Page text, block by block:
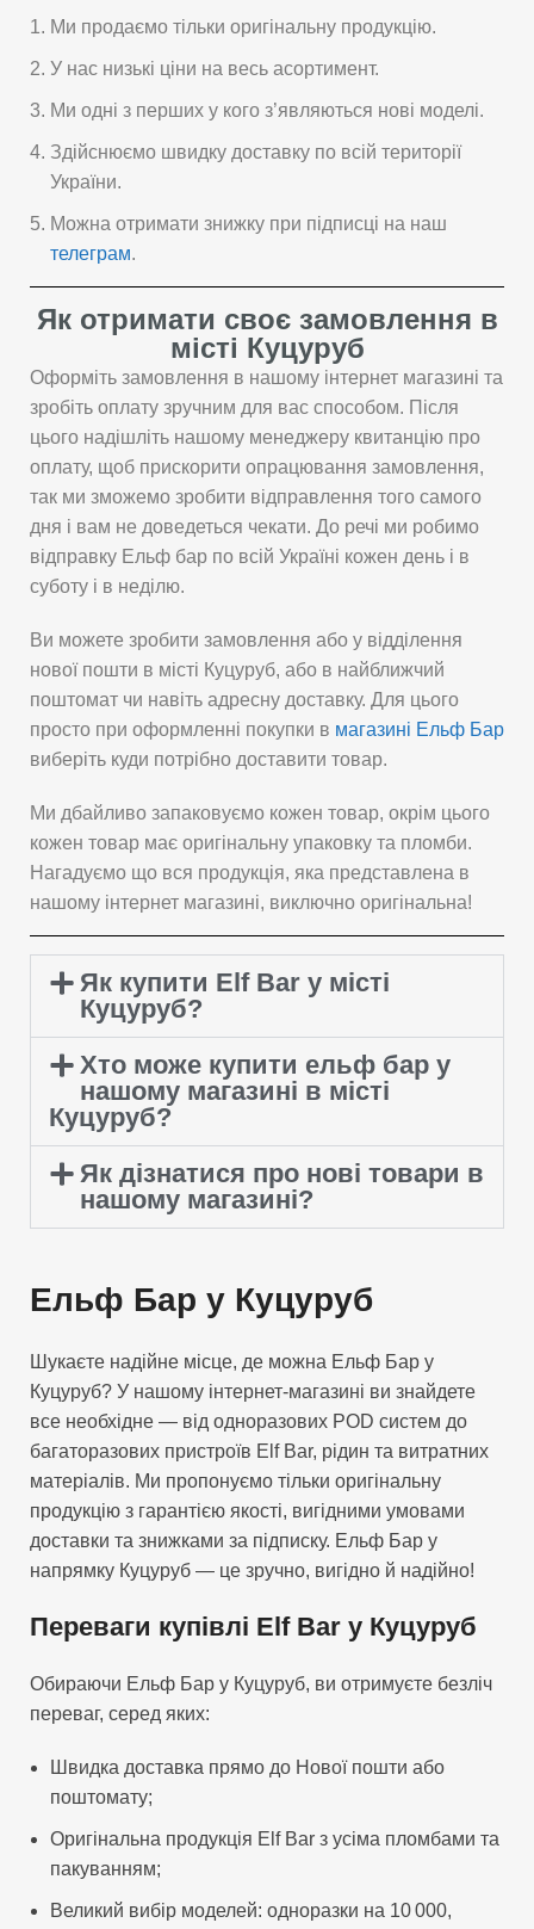
Ми продаємо тільки оригінальну продукцію.
У нас низькі ціни на весь асортимент.
Ми одні з перших у кого з’являються нові моделі.
Здійснюємо швидку доставку по всій території
України.
Можна отримати знижку при підписці на наш
телеграм.
Як отримати своє замовлення в
місті Куцуруб
Оформіть замовлення в нашому інтернет магазині та
зробіть оплату зручним для вас способом. Після
цього надішліть нашому менеджеру квитанцію про
оплату, щоб прискорити опрацювання замовлення,
так ми зможемо зробити відправлення того самого
дня і вам не доведеться чекати. До речі ми робимо
відправку Ельф бар по всій Україні кожен день і в
суботу і в неділю.
Ви можете зробити замовлення або у відділення
нової пошти в місті Куцуруб, або в найближчий
поштомат чи навіть адресну доставку. Для цього
просто при оформленні покупки в магазині Ельф Бар
виберіть куди потрібно доставити товар.
Ми дбайливо запаковуємо кожен товар, окрім цього
кожен товар має оригінальну упаковку та пломби.
Нагадуємо що вся продукція, яка представлена в
нашому інтернет магазині, виключно оригінальна!
Як купити Elf Bar у місті
Куцуруб?
Хто може купити ельф бар у
нашому магазині в місті
Куцуруб?
Як дізнатися про нові товари в
нашому магазині?
Ельф Бар у Куцуруб
Шукаєте надійне місце, де можна Ельф Бар у
Куцуруб? У нашому інтернет-магазині ви знайдете
все необхідне — від одноразових POD систем до
багаторазових пристроїв Elf Bar, рідин та витратних
матеріалів. Ми пропонуємо тільки оригінальну
продукцію з гарантією якості, вигідними умовами
доставки та знижками за підписку. Ельф Бар у
напрямку Куцуруб — це зручно, вигідно й надійно!
Переваги купівлі Elf Bar у Куцуруб
Обираючи Ельф Бар у Куцуруб, ви отримуєте безліч
переваг, серед яких:
Швидка доставка прямо до Нової пошти або
поштомату;
Оригінальна продукція Elf Bar з усіма пломбами та
пакуванням;
Великий вибір моделей: одноразки на 10 000,